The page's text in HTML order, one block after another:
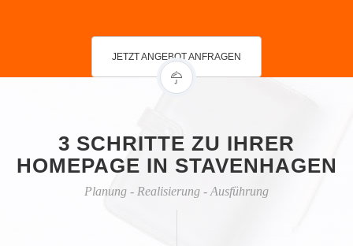
JETZT ANGEBOT ANFRAGEN
3 SCHRITTE ZU IHRER
HOMEPAGE IN STAVENHAGEN
Planung - Realisierung - Ausführung